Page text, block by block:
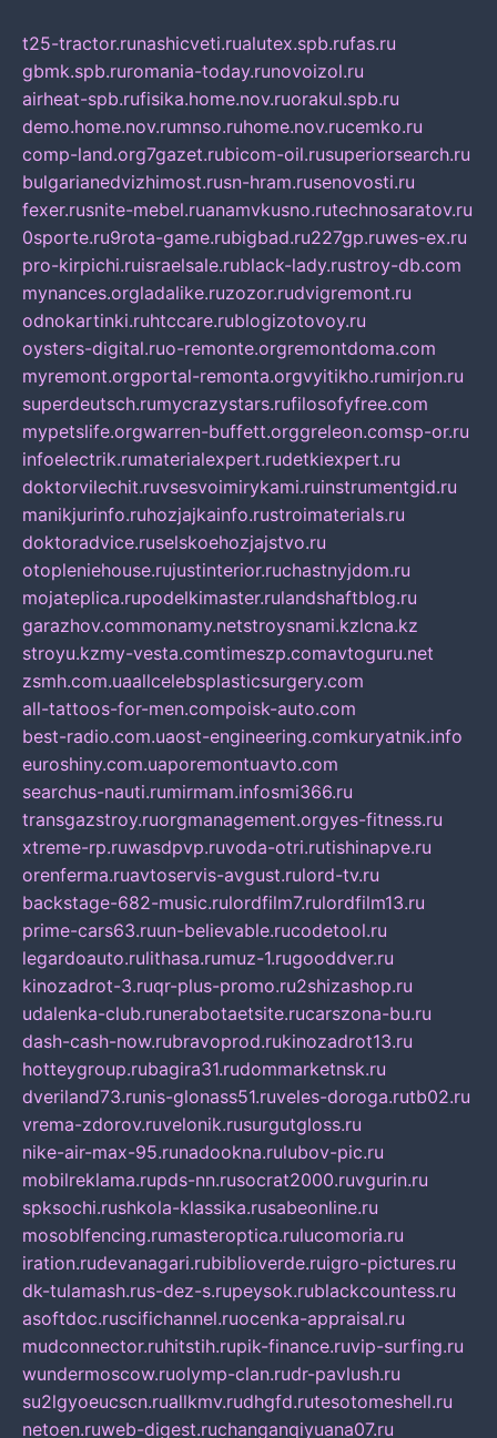
t25-tractor.runashicveti.rualutex.spb.rufas.ru
gbmk.spb.ruromania-today.runovoizol.ru
airheat-spb.rufisika.home.nov.ruorakul.spb.ru
demo.home.nov.rumnso.ruhome.nov.rucemko.ru
comp-land.org7gazet.rubicom-oil.rusuperiorsearch.ru
bulgarianedvizhimost.rusn-hram.rusenovosti.ru
fexer.rusnite-mebel.ruanamvkusno.rutechnosaratov.ru
0sporte.ru9rota-game.rubigbad.ru227gp.ruwes-ex.ru
pro-kirpichi.ruisraelsale.rublack-lady.rustroy-db.com
mynances.orgladalike.ruzozor.rudvigremont.ru
odnokartinki.ruhtccare.rublogizotovoy.ru
oysters-digital.ruo-remonte.orgremontdoma.com
myremont.orgportal-remonta.orgvyitikho.rumirjon.ru
superdeutsch.rumycrazystars.rufilosofyfree.com
mypetslife.orgwarren-buffett.orggreleon.comsp-or.ru
infoelectrik.rumaterialexpert.rudetkiexpert.ru
doktorvilechit.ruvsesvoimirykami.ruinstrumentgid.ru
manikjurinfo.ruhozjajkainfo.rustroimaterials.ru
doktoradvice.ruselskoehozjajstvo.ru
otopleniehouse.rujustinterior.ruchastnyjdom.ru
mojateplica.rupodelkimaster.rulandshaftblog.ru
garazhov.commonamy.netstroysnami.kzlcna.kz
stroyu.kzmy-vesta.comtimeszp.comavtoguru.net
zsmh.com.uaallcelebsplasticsurgery.com
all-tattoos-for-men.compoisk-auto.com
best-radio.com.uaost-engineering.comkuryatnik.info
euroshiny.com.uaporemontuavto.com
searchus-nauti.rumirmam.infosmi366.ru
transgazstroy.ruorgmanagement.orgyes-fitness.ru
xtreme-rp.ruwasdpvp.ruvoda-otri.rutishinapve.ru
orenferma.ruavtoservis-avgust.rulord-tv.ru
backstage-682-music.rulordfilm7.rulordfilm13.ru
prime-cars63.ruun-believable.rucodetool.ru
legardoauto.rulithasa.rumuz-1.rugooddver.ru
kinozadrot-3.ruqr-plus-promo.ru2shizashop.ru
udalenka-club.runerabotaetsite.rucarszona-bu.ru
dash-cash-now.rubravoprod.rukinozadrot13.ru
hotteygroup.rubagira31.rudommarketnsk.ru
dveriland73.runis-glonass51.ruveles-doroga.rutb02.ru
vrema-zdorov.ruvelonik.rusurgutgloss.ru
nike-air-max-95.runadookna.rulubov-pic.ru
mobilreklama.rupds-nn.rusocrat2000.ruvgurin.ru
spksochi.rushkola-klassika.rusabeonline.ru
mosoblfencing.rumasteroptica.rulucomoria.ru
iration.rudevanagari.rubiblioverde.ruigro-pictures.ru
dk-tulamash.rus-dez-s.rupeysok.rublackcountess.ru
asoftdoc.ruscifichannel.ruocenka-appraisal.ru
mudconnector.ruhitstih.rupik-finance.ruvip-surfing.ru
wundermoscow.ruolymp-clan.rudr-pavlush.ru
su2lgyoeucscn.ruallkmv.rudhgfd.rutesotomeshell.ru
netoen.ruweb-digest.ruchanganqiyuana07.ru